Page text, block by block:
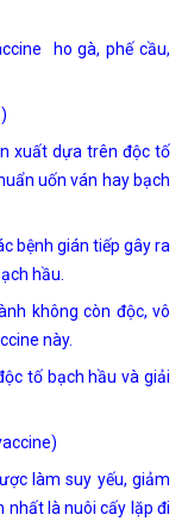
ho gà, phế cầu,
xuất dựa trên độc tố
uốn ván hay bạch
bệnh gián tiếp gây ra
hầu.
không còn độc, vô
này.
tố bạch hầu và giải
làm suy yếu, giảm
nhất là nuôi cấy lặp đi